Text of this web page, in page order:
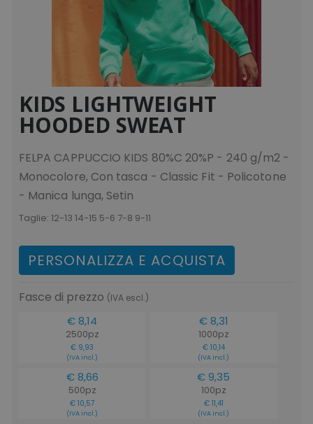
KIDS LIGHTWEIGHT
HOODED SWEAT
FELPA CAPPUCCIO KIDS 80%C 20%P - 240 g/m2 -
Monocolore, Con tasca - Classic Fit - Policotone
- Manica lunga, Setin
Taglie: 12-13 14-15 5-6 7-8 9-11
PERSONALIZZA E ACQUISTA
Fasce di prezzo (IVA escl.)
€ 8,14
2500pz
€ 9,93
(IVA incl.)
€ 8,31
1000pz
€ 10,14
(IVA incl.)
€ 8,66
500pz
€ 10,57
(IVA incl.)
€ 9,35
100pz
€ 11,41
(IVA incl.)